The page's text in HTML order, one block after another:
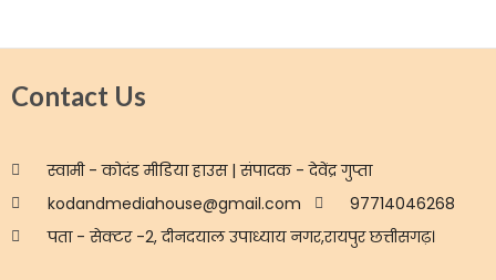
Contact Us
स्वामी - कोदंड मीडिया हाउस | संपादक - देवेंद्र गुप्ता
kodandmediahouse@gmail.com
97714046268
पता - सेक्टर -2, दीनदयाल उपाध्याय नगर,रायपुर छत्तीसगढ़।